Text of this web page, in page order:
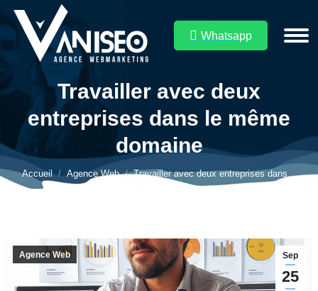
Whatsapp
Travailler avec deux
entreprises dans le même
domaine
Vous êtes ici :
Accueil Agence Web Travailler avec deux entreprises dans…
Sep
25
Agence Web